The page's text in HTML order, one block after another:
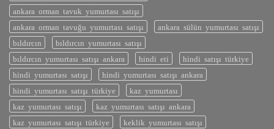
ankara orman tavuk yumurtası satışı
ankara orman tavuğu yumurtası satışı
ankara sülün yumurtası satışı
bıldırcın
bıldırcın yumurtası satışı
bıldırcın yumurtası satışı ankara
hindi eti
hindi satışı türkiye
hindi yumurtası satışı
hindi yumurtası satışı ankara
hindi yumurtası satışı türkiye
kaz yumurtası
kaz yumurtası satışı
kaz yumurtası satışı ankara
kaz yumurtası satışı türkiye
keklik yumurtası satışı